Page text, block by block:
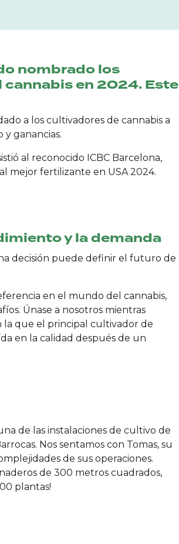
nombrado los
en 2024. Este
a los cultivadores de cannabis a
ganancias.
al reconocido ICBC Barcelona,
mejor fertilizante en USA 2024.
y la demanda
decisión puede definir el futuro de
en el mundo del cannabis,
Únase a nosotros mientras
la que el principal cultivador de
en la calidad después de un
de las instalaciones de cultivo de
Nos sentamos con Tomas, su
de sus operaciones.
de 300 metros cuadrados,
plantas!